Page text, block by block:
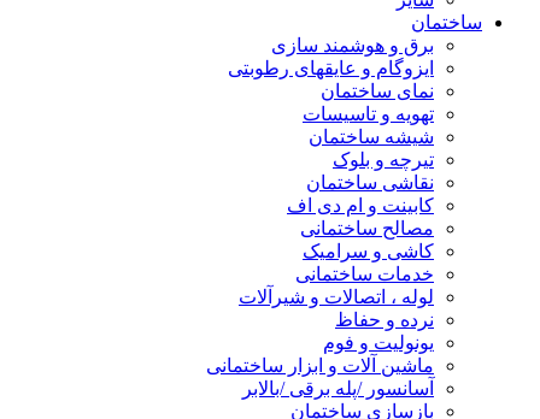
ساختمان
برق و هوشمند سازی
ایزوگام و عایقهای رطوبتی
نمای ساختمان
تهویه و تاسیسات
شیشه ساختمان
تیرچه و بلوک
نقاشی ساختمان
کابینت و ام دی اف
مصالح ساختمانی
کاشی و سرامیک
خدمات ساختمانی
لوله ، اتصالات و شیرآلات
نرده و حفاظ
یونولیت و فوم
ماشین آلات و ابزار ساختمانی
آسانسور /پله برقی /بالابر
بازسازی ساختمان